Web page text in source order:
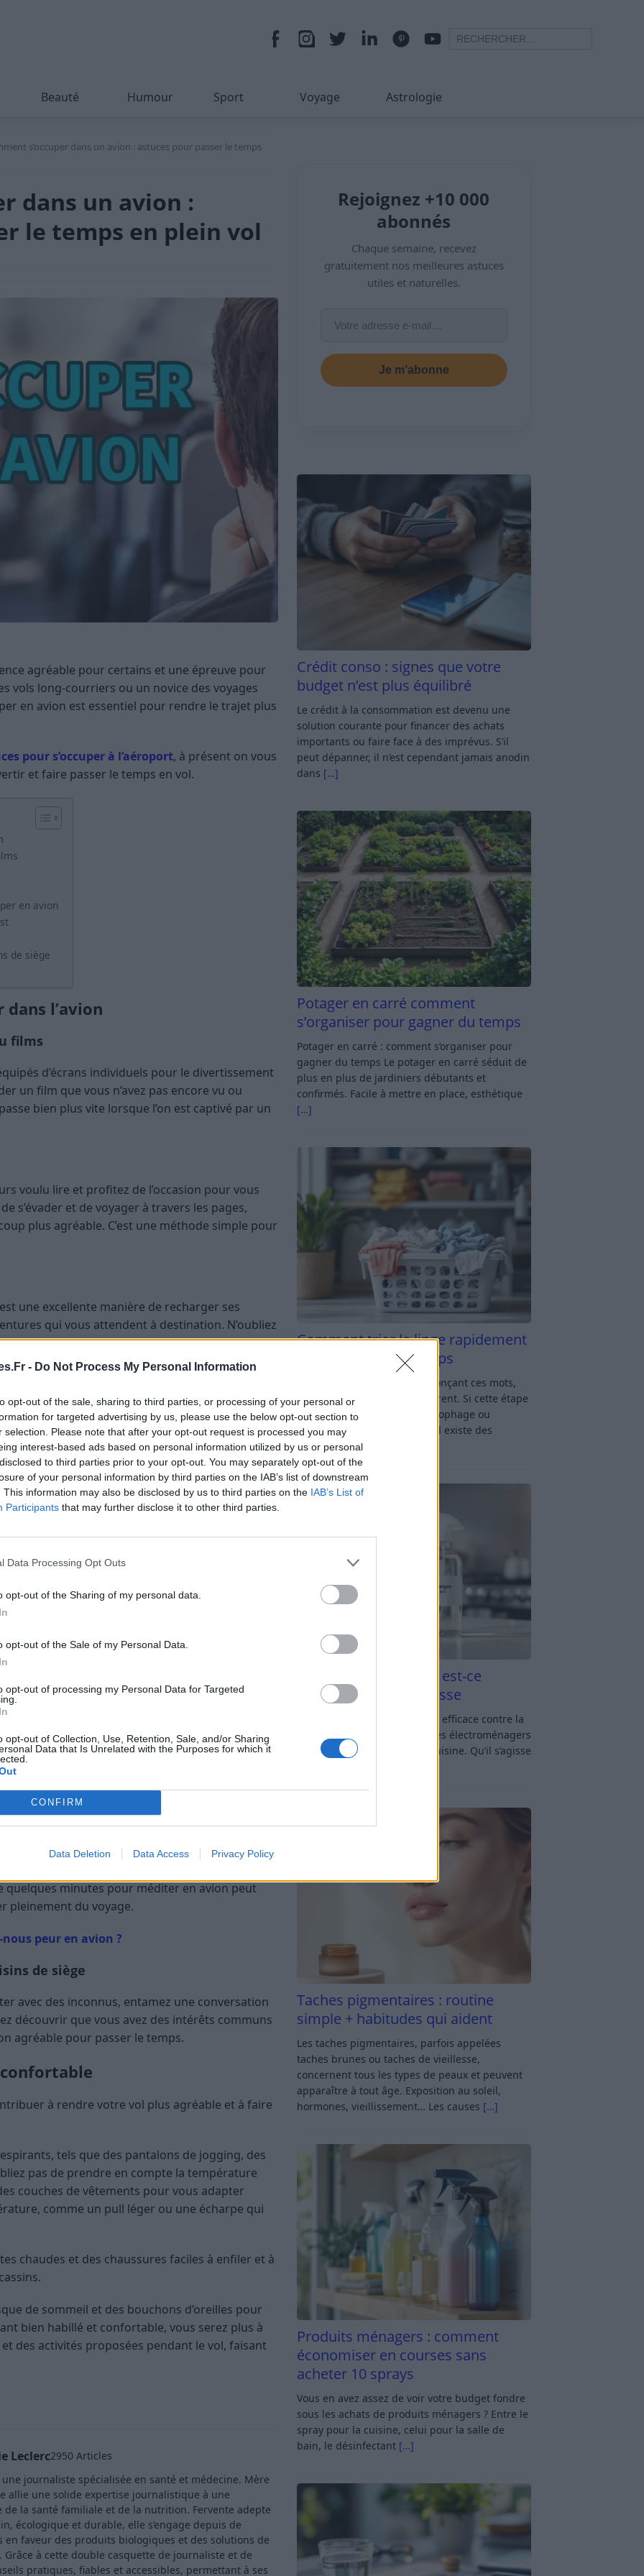
- Do Not Process My Personal Information
opt-out of the sale, sharing to third parties, or processing of your personal or
for targeted advertising by us, please use the below opt-out section to
selection. Please note that after your opt-out request is processed you may
interest-based ads based on personal information utilized by us or personal
to third parties prior to your opt-out. You may separately opt-out of the
of your personal information by third parties on the IAB’s list of downstream
This information may also be disclosed by us to third parties on the IAB’s List of
Participants that may further disclose it to other third parties.
Data Processing Opt Outs
opt-out of the Sharing of my personal data.
opt-out of the Sale of my Personal Data.
opt-out of processing my Personal Data for Targeted
opt-out of Collection, Use, Retention, Sale, and/or Sharing
Data that Is Unrelated with the Purposes for which it
CONFIRM
Data Deletion Data Access Privacy Policy
Beauté Humour Sport Voyage Astrologie
s’occuper dans un avion : astuces pour passer le temps
dans un avion :
le temps en plein vol
agréable pour certains et une épreuve pour
vols long-courriers ou un novice des voyages
en avion est essentiel pour rendre le trajet plus
pour s’occuper à l’aéroport, à présent on vous
et faire passer le temps en vol.
en avion
de siège
dans l’avion
films
d’écrans individuels pour le divertissement
un film que vous n’avez pas encore vu ou
bien plus vite lorsque l’on est captivé par un
voulu lire et profitez de l’occasion pour vous
s’évader et de voyager à travers les pages,
plus agréable. C’est une méthode simple pour
une excellente manière de recharger ses
qui vous attendent à destination. N’oubliez
bouchons d’oreilles pour favoriser un sommeil
en avion
ou des sudokus pour vous divertir
amis ou en famille, pensez à des jeux de société
ensemble.
ou téléchargez quelques épisodes de
pendant le vol. L’écoute de musique ou de
rendant le temps en avion plus agréable.
qui peut vous aider à rester serein durant le vol.
que vous pouvez télécharger sur votre
minutes pour méditer en avion peut
pleinement du voyage.
peur en avion ?
de siège
avec des inconnus, entamez une conversation
découvrir que vous avez des intérêts communs
agréable pour passer le temps.
à rendre votre vol plus agréable et à faire
tels que des pantalons de jogging, des
pas de prendre en compte la température
couches de vêtements pour vous adapter
comme un pull léger ou une écharpe qui
chaudes et des chaussures faciles à enfiler et à
de sommeil et des bouchons d’oreilles pour
bien habillé et confortable, vous serez plus à
des activités proposées pendant le vol, faisant
Leclerc2950 Articles
journaliste spécialisée en santé et médecine. Mère
allie une solide expertise journalistique à une
de la santé familiale et de la nutrition. Fervente adepte
écologique et durable, elle s’engage depuis de
en faveur des produits biologiques et des solutions de
Grâce à cette double casquette de journaliste et de
pratiques, fiables et accessibles, permettant à ses
Rejoignez +10 000
abonnés
Chaque semaine, recevez
gratuitement nos meilleures astuces
utiles et naturelles.
Je m’abonne
Crédit conso : signes que votre
budget n’est plus équilibré
Le crédit à la consommation est devenu une
solution courante pour financer des achats
importants ou faire face à des imprévus. S’il
peut dépanner, il n’est cependant jamais anodin
dans […]
Potager en carré comment
s’organiser pour gagner du temps
Potager en carré : comment s’organiser pour
gagner du temps Le potager en carré séduit de
plus en plus de jardiniers débutants et
confirmés. Facile à mettre en place, esthétique
[…]
Comment trier le linge rapidement
sans y passer du temps
Tri du linge : rien qu’en prononçant ces mots,
beaucoup d’entre nous soupirent. Si cette étape
du lavage vous semble chronophage ou
compliquée, rassurez-vous : il existe des
astuces simples
Vinaigre blanc et four est-ce
efficace contre la graisse
Vinaigre blanc et four : est-ce efficace contre la
graisse ? Le four fait partie des électroménagers
les plus sollicités dans une cuisine. Qu’il s’agisse
Taches pigmentaires : routine
simple + habitudes qui aident
Les taches pigmentaires, parfois appelées
taches brunes ou taches de vieillesse,
concernent tous les types de peaux et peuvent
apparaître à tout âge. Exposition au soleil,
hormones, vieillissement… Les causes […]
Produits ménagers : comment
économiser en courses sans
acheter 10 sprays
Vous en avez assez de voir votre budget fondre
sous les achats de produits ménagers ? Entre le
spray pour la cuisine, celui pour la salle de
bain, le désinfectant […]